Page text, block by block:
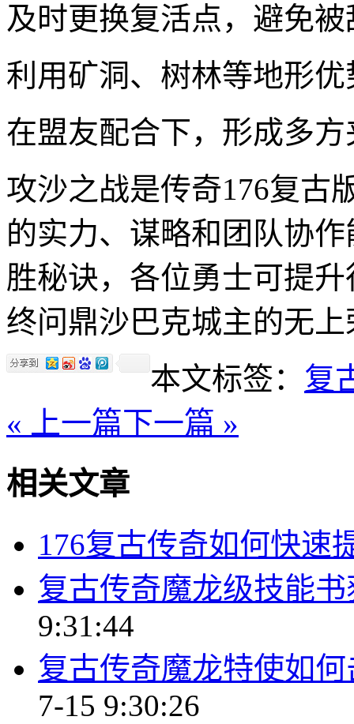
及时更换复活点，避免
利用矿洞、树林等地形
在盟友配合下，形成多
攻沙之战是传奇176复古
的实力、谋略和团队协
胜秘诀，各位勇士可提
终问鼎沙巴克城主的无上
本文标签： 复
« 上一篇下一篇 »
相关文章
176复古传奇如何快速
复古传奇魔龙级技能
9:31:44
复古传奇魔龙特使如
7-15 9:30:26